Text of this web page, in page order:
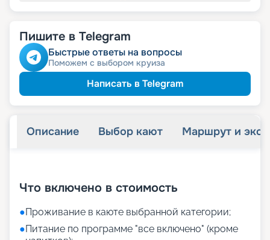
Пишите в Telegram
Быстрые ответы на вопросы
Поможем с выбором круиза
Написать в Telegram
Описание Выбор кают Маршрут и
Что включено в стоимость
●Проживание в каюте выбранной категории;
●Питание по программе "все включено" (кроме